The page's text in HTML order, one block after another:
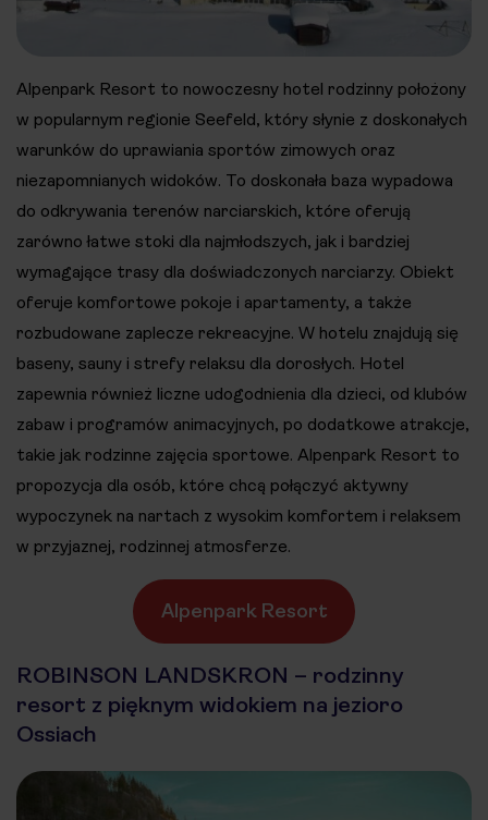
Alpenpark Resort to nowoczesny hotel rodzinny położony
w popularnym regionie Seefeld, który słynie z doskonałych
warunków do uprawiania sportów zimowych oraz
niezapomnianych widoków. To doskonała baza wypadowa
do odkrywania terenów narciarskich, które oferują
zarówno łatwe stoki dla najmłodszych, jak i bardziej
wymagające trasy dla doświadczonych narciarzy. Obiekt
oferuje komfortowe pokoje i apartamenty, a także
rozbudowane zaplecze rekreacyjne. W hotelu znajdują się
baseny, sauny i strefy relaksu dla dorosłych. Hotel
zapewnia również liczne udogodnienia dla dzieci, od klubów
zabaw i programów animacyjnych, po dodatkowe atrakcje,
takie jak rodzinne zajęcia sportowe. Alpenpark Resort to
propozycja dla osób, które chcą połączyć aktywny
wypoczynek na nartach z wysokim komfortem i relaksem
w przyjaznej, rodzinnej atmosferze.
Alpenpark Resort
ROBINSON LANDSKRON – rodzinny
resort z pięknym widokiem na jezioro
Ossiach